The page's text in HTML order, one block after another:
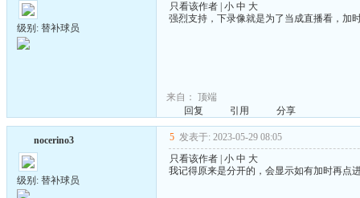
级别: 替补球员
只看该作者 小 中 大
强烈支持，下录像就是为了当成直播看，加
来自： 顶端
回复
引用 分享
nocerino3
级别: 替补球员
5 发表于: 2023-05-29 08:05
只看该作者 小 中 大
我记得原来是分开的，会显示如有加时再点